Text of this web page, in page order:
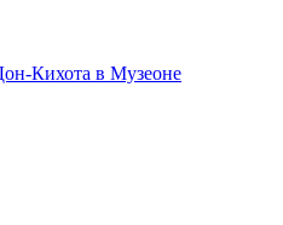
Кихота в Музеоне